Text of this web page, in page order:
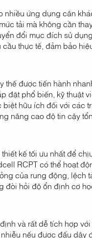
nhiều ứng dụng cân
tải mà không cần
đổi mục đích sử
thực tế, đảm bảo
thế được tiến hành
đặt phổ biến, kỹ thuật
hữu ích đối với các
nâng cao độ tin cậy
kế tối ưu nhất để
RCPT có thể hoạt
của rung động, lệch
đòi hỏi độ ổn định cơ
và rất dễ tích hợp
nếu được đấu